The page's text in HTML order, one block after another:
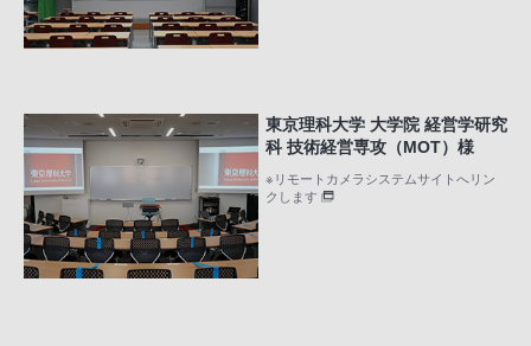
東京理科大学 大学院 経営学研究
科 技術経営専攻（MOT）様
※リモートカメラシステムサイトへリン
クします